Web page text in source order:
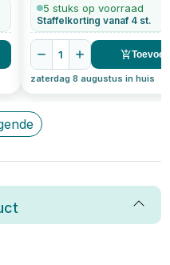
5 stuks op voorraad
Staffelkorting vanaf 4 st.
1
zaterdag 8 augustus in huis